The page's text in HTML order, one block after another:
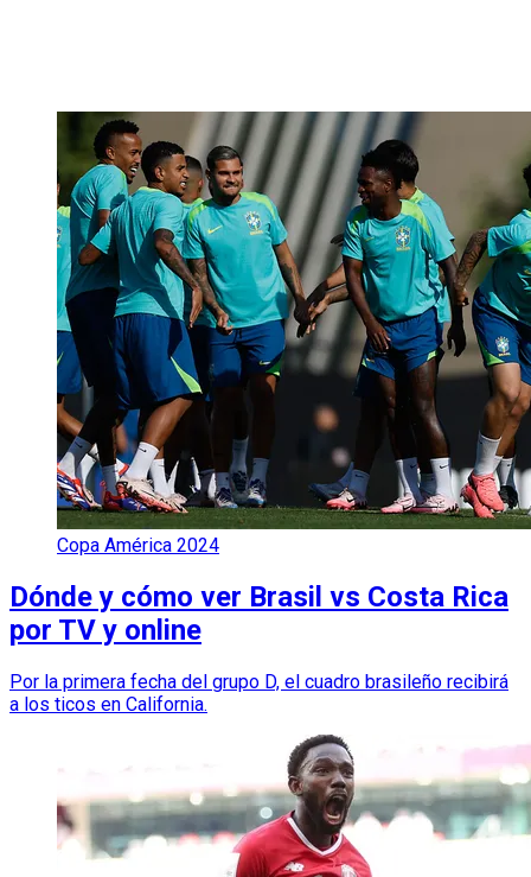
Copa América 2024
Dónde y cómo ver Brasil vs Costa Rica
por TV y online
Por la primera fecha del grupo D, el cuadro brasileño recibirá
a los ticos en California.